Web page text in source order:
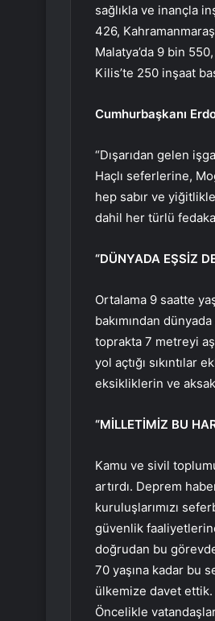
sağlıkla ve inançla
426,
Malatya’da 9 bin
Kilis’te 250 inşaat
Cumhurbaşkanı
“Dışarıdan gelen
Haçlı seferlerine,
hep sabır ve
dahil her türlü
“DÜNYADA EŞSİZ
Ortalama 9 saatte
bakımından
toprakta 7 metreyi
yol açtığı sıkıntılar
eksikliklerin ve
“MİLLETİMİZ BU
Kamu ve sivil
artırdı. Deprem
kuruluşlarımızı
güvenlik
doğrudan bu
70 yaşına kadar bu
ülkemize davet ettik.
Öncelikle